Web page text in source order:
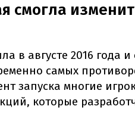
смогла
в августе 2016 года
самых
запуска многие
которые